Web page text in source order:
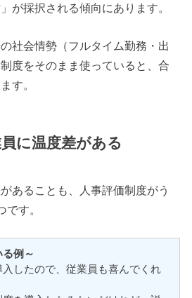
が採択される傾向にあります。
社会情勢（フルタイム勤務・出
度をそのまま使っていると、合
す。
に温度差がある
あることも、人事評価制度がう
です。
例～
したので、従業員も喜んでくれ